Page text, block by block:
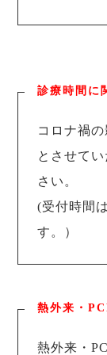
診療時間に
コロナ禍
とさせて
さい。
(受付時間
す。）
熱外来・
熱外来・